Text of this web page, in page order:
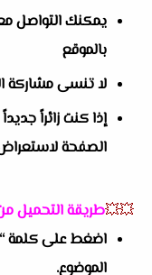
يمكنك التواصل
بالموقع
لا تنسى مشاركة
إذا كنت زائراً
الصفحة
💥💥طريقة التحميل
اضغط على كلمة
الموضوع.